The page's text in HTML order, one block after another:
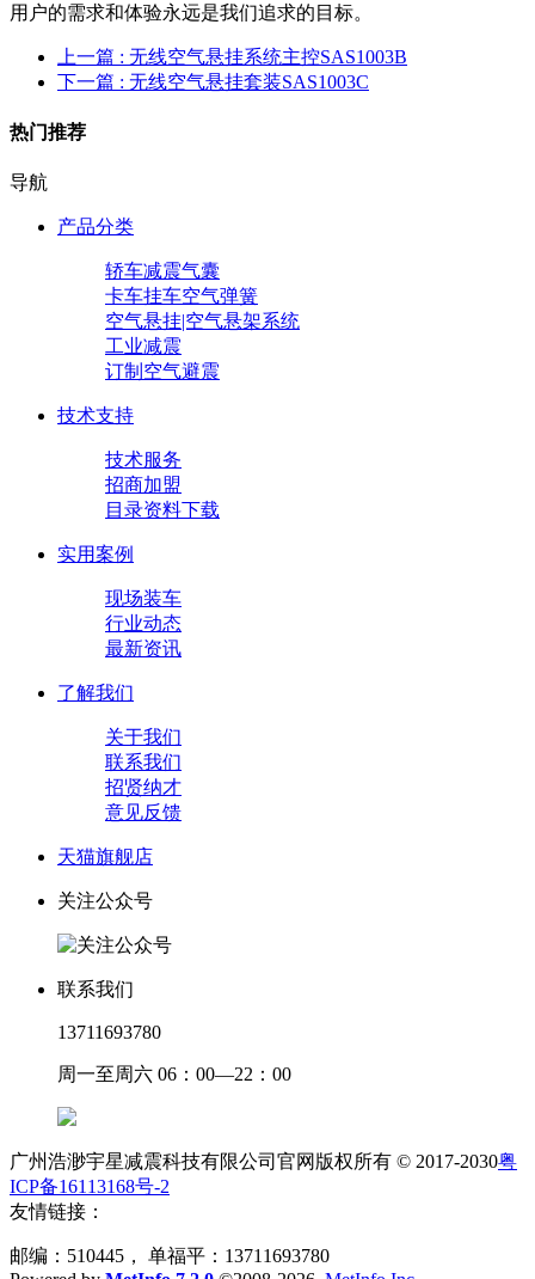
用户的需求和体验永远是我们追求的目标。
上一篇 : 无线空气悬挂系统主控SAS1003B
下一篇 : 无线空气悬挂套装SAS1003C
热门推荐
导航
产品分类
轿车减震气囊
卡车挂车空气弹簧
空气悬挂|空气悬架系统
工业减震
订制空气避震
技术支持
技术服务
招商加盟
目录资料下载
实用案例
现场装车
行业动态
最新资讯
了解我们
关于我们
联系我们
招贤纳才
意见反馈
天猫旗舰店
关注公众号
联系我们
13711693780
周一至周六 06：00—22：00
广州浩渺宇星减震科技有限公司官网版权所有 © 2017-2030粤
ICP备16113168号-2
友情链接：
邮编：510445， 单福平：13711693780